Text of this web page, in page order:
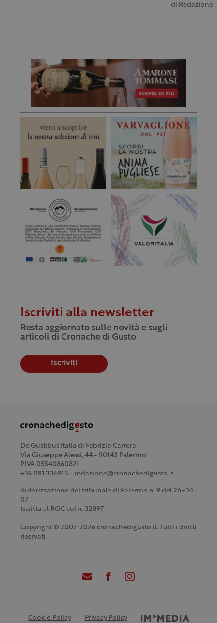
di Redazione
Iscriviti alla newsletter
Resta aggiornato sulle novità e sugli
articoli di Cronache di Gusto
Iscriviti
De Gustibus Italia di Fabrizio Carrera
Via Giuseppe Alessi, 44 - 90143 Palermo
P.IVA 05540860821
+39 091 336915 - redazione@cronachedigusto.it
Autorizzazione del tribunale di Palermo n. 9 del 26-04-
07
Iscritta al ROC col n. 32897
Copyright © 2007-2026 cronachedigusto.it. Tutti i diritti
riservati.
Cookie Policy Privacy Policy Credits